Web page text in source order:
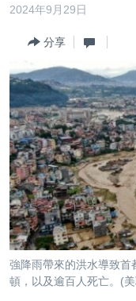
內
轉
導
航
跳
轉
到
檢
索
海外港人
新聞自由
揭謊頻道
美國
中國
國際
經貿
視頻
每日視頻新聞
音頻
2024年9月29日
分享
強降雨帶來的洪水導致
頓，以及逾百人死亡。(